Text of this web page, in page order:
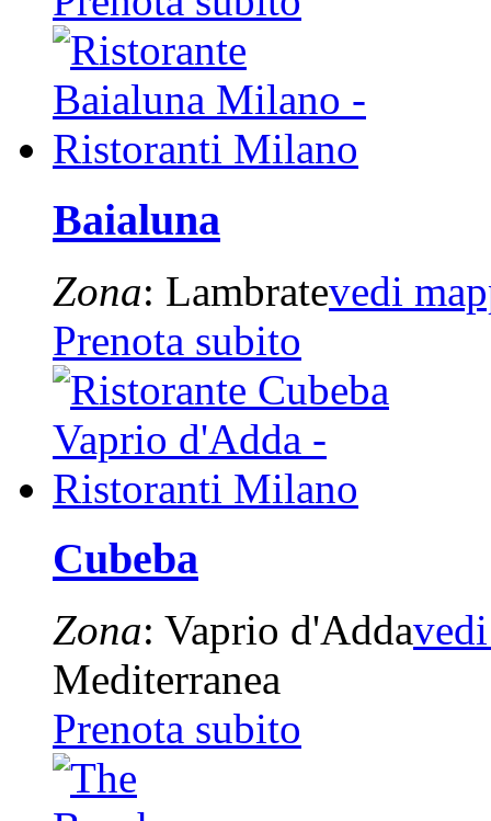
Baialuna
Zona: Lambratevedi
Prenota subito
Cubeba
Zona: Vaprio d'Adda
Mediterranea
Prenota subito